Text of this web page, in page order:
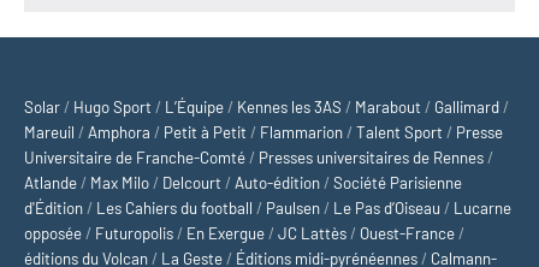
Solar / Hugo Sport / L’Équipe / Kennes les 3AS / Marabout / Gallimard /
Mareuil / Amphora / Petit à Petit / Flammarion /Talent Sport / Presse
Universitaire de Franche-Comté / Presses universitaires de Rennes /
Atlande / Max Milo / Delcourt / Auto-édition /Société Parisienne
d'Édition / Les Cahiers du football / Paulsen / Le Pas d’Oiseau / Lucarne
opposée / Futuropolis / En Exergue /JC Lattès / Ouest-France /
éditions du Volcan / La Geste / Éditions midi-pyrénéennes / Calmann-